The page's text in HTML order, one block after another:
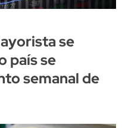
se
país se
semanal de